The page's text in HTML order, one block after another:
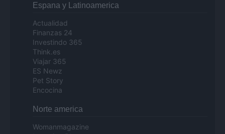
Espana y Latinoamerica
Actualidad
Finanzas 24
Investindo 365
Think.es
Viajar 365
ES Newz
Pet Story
Encocina
Norte america
Womanmagazine